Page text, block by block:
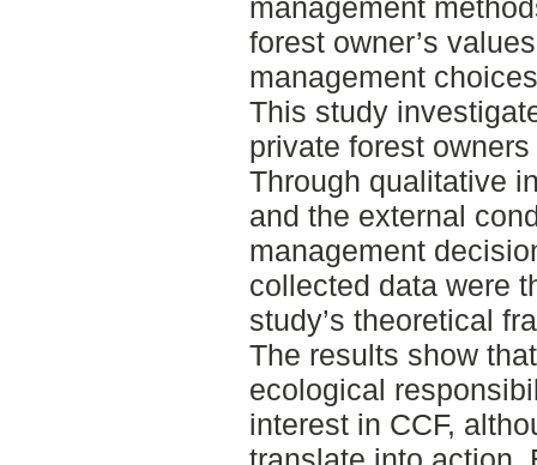
management
forest owner’s
management
This study
private forest
Through qualitative
and the external
management
collected data were
study’s theoretical
The results show
ecological
interest in CCF,